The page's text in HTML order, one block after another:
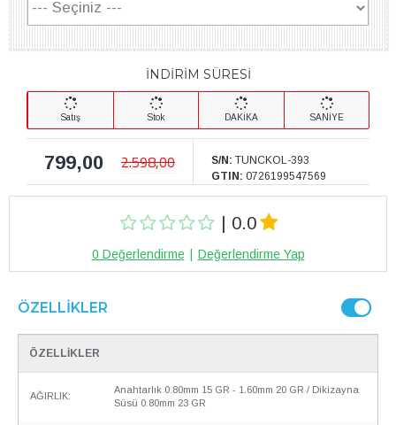
| 0.0
0 Değerlendirme Değerlendirme Yap
İNDİRİM SÜRESİ
Satış Stok DAKİKA SANİYE
799,00 2.598,00 S/N: TUNCKOL-393
GTIN: 0726199547569
ÖZELLIKLER
ÖZELLİKLER
AĞIRLIK:
Anahtarlık 0.80mm 15 GR - 1.60mm 20 GR / Dikizayna
Süsü 0.80mm 23 GR